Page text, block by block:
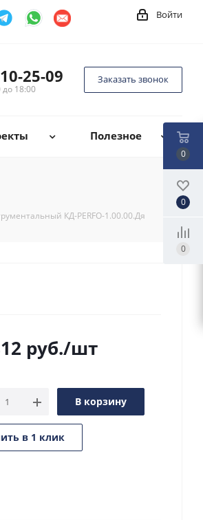
Войти
25-09
до 18:00
Заказать звонок
Полезное
КД-PERFO-1.00.00.Дя
руб./шт
В корзину
в 1 клик
0
0
0